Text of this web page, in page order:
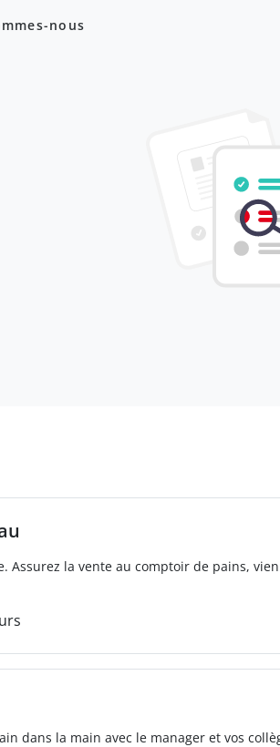
nous
Assurez la vente au comptoir de pains,
dans la main avec le manager et vos